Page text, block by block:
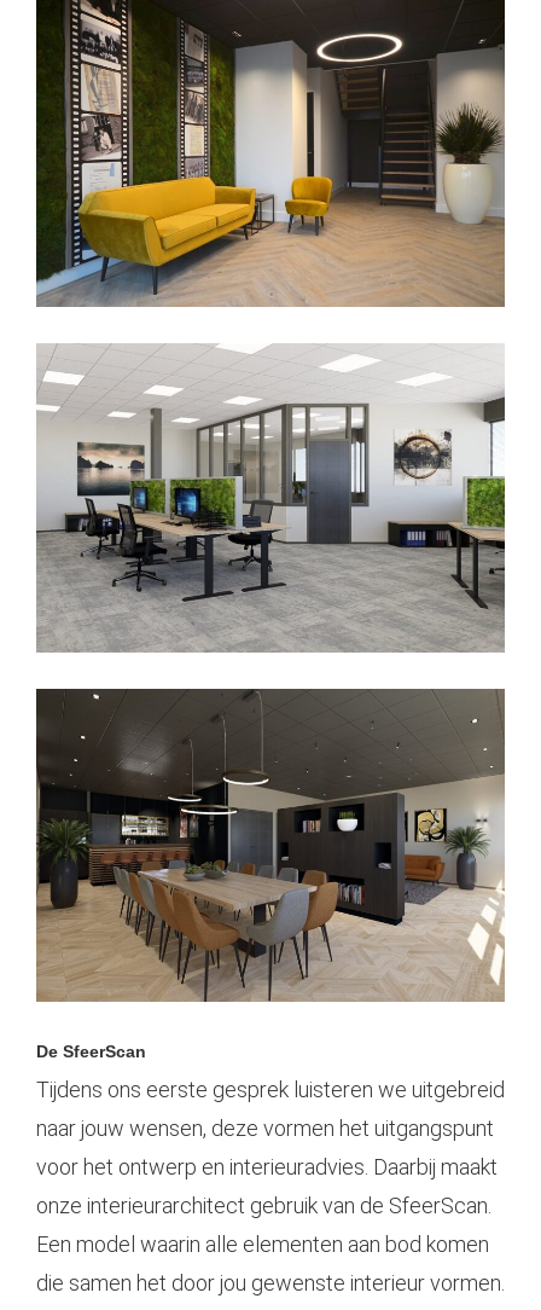
De SfeerScan
Tijdens ons eerste gesprek luisteren we uitgebreid
naar jouw wensen, deze vormen het uitgangspunt
voor het ontwerp en interieuradvies. Daarbij maakt
onze interieurarchitect gebruik van de SfeerScan.
Een model waarin alle elementen aan bod komen
die samen het door jou gewenste interieur vormen.